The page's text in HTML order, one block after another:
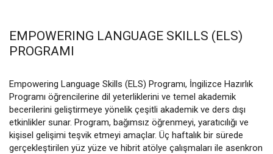
EMPOWERING LANGUAGE SKILLS (ELS)
PROGRAMI
Empowering Language Skills (ELS) Programı, İngilizce Hazırlık
Programı öğrencilerine dil yeterliklerini ve temel akademik
becerilerini geliştirmeye yönelik çeşitli akademik ve ders dışı
etkinlikler sunar. Program, bağımsız öğrenmeyi, yaratıcılığı ve
kişisel gelişimi teşvik etmeyi amaçlar. Üç haftalık bir sürede
gerçekleştirilen yüz yüze ve hibrit atölye çalışmaları ile asenkron